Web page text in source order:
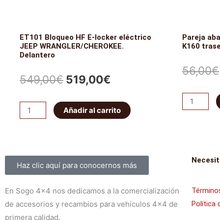
ET101 Bloqueo HF E-locker eléctrico
JEEP WRANGLER/CHEROKEE.
Delantero
549,00€ El
precio
original
549,00€.
519,00€
precio
actual
519,00€.
ET101
Bloqueo
locker
eléctrico
JEEP
WRANGLER/CHEROKEE.
Delantero
Añadir al carrito
Pareja
K160
56,00€
Pareja
abarcones
traseros
En Sogo 4×4 nos dedicamos a la comercialización
de accesorios y recambios para vehículos 4×4 de
primera calidad.
Haz clic aquí para conocernos más
Política